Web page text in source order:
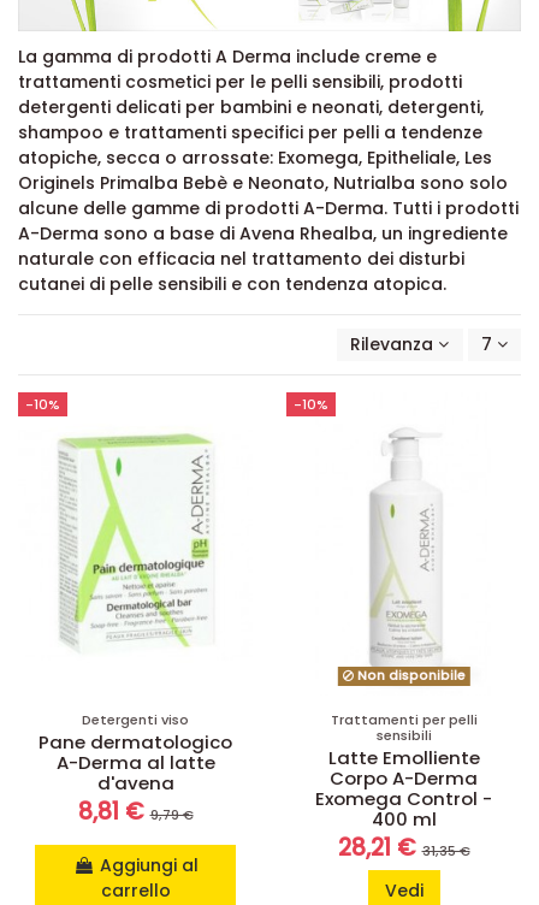
La gamma di prodotti A Derma include creme e
trattamenti cosmetici per le pelli sensibili, prodotti
detergenti delicati per bambini e neonati, detergenti,
shampoo e trattamenti specifici per pelli a tendenze
atopiche, secca o arrossate: Exomega, Epitheliale, Les
Originels Primalba Bebè e Neonato, Nutrialba sono solo
alcune delle gamme di prodotti A-Derma. Tutti i prodotti
A-Derma sono a base di Avena Rhealba, un ingrediente
naturale con efficacia nel trattamento dei disturbi
cutanei di pelle sensibili e con tendenza atopica.
Rilevanza 7
-10%
Detergenti viso
Pane dermatologico
A-Derma al latte
d'avena
8,81 €9,79 €
Aggiungi al
carrello
-10%
Non disponibile
Trattamenti per pelli
sensibili
Latte Emolliente
Corpo A-Derma
Exomega Control -
400 ml
28,21 €31,35 €
Vedi